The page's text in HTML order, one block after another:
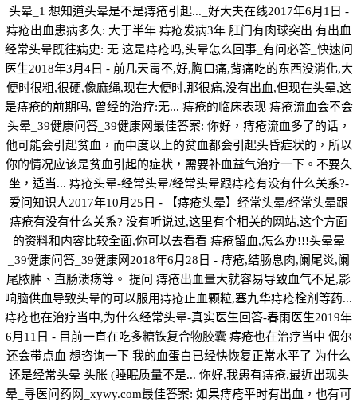
头晕_1 想知道头晕是不是痔疮引起..._好大夫在线2017年6月1日 -
痔疮出血患病多久: 大于半年 痔疮发病3年 肛门有肉球突出 有出血
经常头晕既往病史: 无 这是痔疮吗,头晕怎么回事_有问必答_快速问
医生2018年3月4日 - 前几天胃不,好,胸口痛,背痛吃的东西没消化,大
便时很粗,很硬,像麻绳,现在大便时,那很痛,没有出血,但现在头晕,这
是痔疮的前期吗, 曾经的治疗:无... 痔疮的临床表现 痔疮流血会不会
头晕_39健康问答_39健康网最佳答案: 你好，痔疮流血多了的话，
他可能会引起贫血，而中度以上的贫血都会引起头昏症状的，所以
你的情况应该是贫血引起的症状，需要补血益气治疗一下。不要久
坐，适当... 痔疮头晕-经常头晕/经常头晕跟痔疮有没有什么关系?-
爱问知识人2017年10月25日 - 【痔疮头晕】经常头晕/经常头晕跟
痔疮有没有什么关系? 没有听说过,这里有个相关的网站,这个方面
的资料和内容比较全面,你可以去看看 痔疮留血,怎么办!!!头晕晕
_39健康问答_39健康网2018年6月28日 - 痔疮,结肠息肉,阑尾炎,阑
尾脓肿、直肠溃疡等。 提问 痔疮出血量大就容易导致血气不足,影
响脑供血导致头晕的可以服用痔疮止血颗粒,塞九华痔疮栓剂等药...
痔疮也在治疗当中,为什么经常头晕-真实医生回答-春雨医生2019年
6月11日 - 目前一直在吃多糖铁复合物胶囊 痔疮也在治疗当中 偶尔
还会带点血 想咨询一下 我的血蛋白已经快恢复正常水平了 为什么
还是经常头晕 头胀 (睡眠质量不是... 你好,我患有痔疮,最近出现头
晕_寻医问药网_xywy.com最佳答案: 如果痔疮平时有出血，也有可